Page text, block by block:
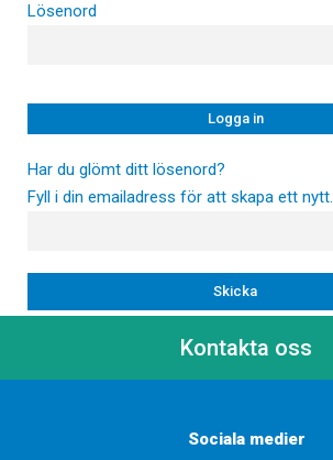
Lösenord
Har du glömt ditt lösenord?
Fyll i din emailadress för att skapa ett nytt.
Kontakta oss
Sociala medier